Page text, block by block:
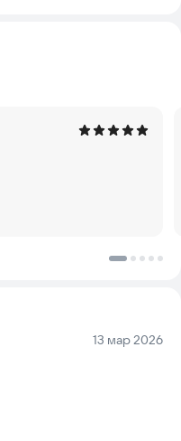
турецкий,
корейский,
при записи
паузеДата:
13 мар 2026